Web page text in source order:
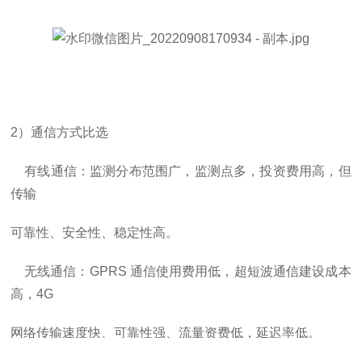
2）通信方式比选
有线通信：监测分布范围广，监测点多，投资费用高，但
传输
可靠性、安全性、稳定性高。
无线通信： GPRS 通信使用费用低，超短波通信建设成本
高，4G
网络传输速度快、可靠性强、流量资费低，延迟率低。